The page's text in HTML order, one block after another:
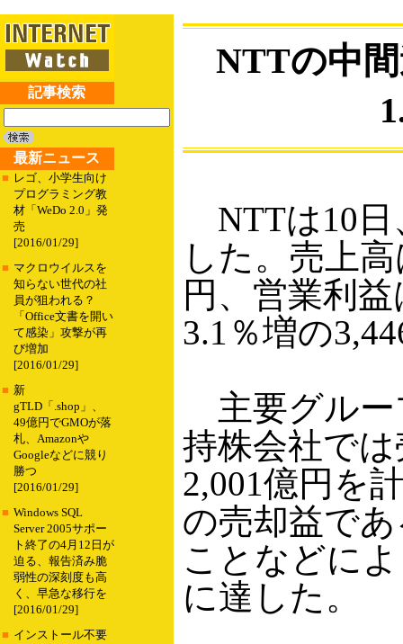
記事検索
最新ニュース
■ レゴ、小学生向け
プログラミング教
材「WeDo 2.0」発
売
[2016/01/29]
■ マクロウイルスを
知らない世代の社
員が狙われる？
「Office文書を開い
て感染」攻撃が再
び増加
[2016/01/29]
■ 新
gTLD「.shop」、
49億円でGMOが落
札、Amazonや
Googleなどに競り
勝つ
[2016/01/29]
■ Windows SQL
Server 2005サポー
ト終了の4月12日が
迫る、報告済み脆
弱性の深刻度も高
く、早急な移行を
[2016/01/29]
■ インストール不要
NTTの中
NTTは10日
した。売上
円、営業利
3.1％増の
主要グルー
持株会社で
2,001億円を
の売却益で
ことなどに
に達した。